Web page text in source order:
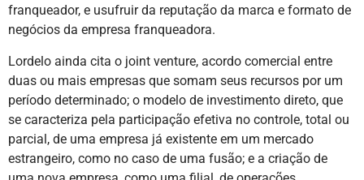
franqueador, e usufruir da reputação da marca e formato de
negócios da empresa franqueadora.
Lordelo ainda cita o joint venture, acordo comercial entre
duas ou mais empresas que somam seus recursos por um
período determinado; o modelo de investimento direto, que
se caracteriza pela participação efetiva no controle, total ou
parcial, de uma empresa já existente em um mercado
estrangeiro, como no caso de uma fusão; e a criação de